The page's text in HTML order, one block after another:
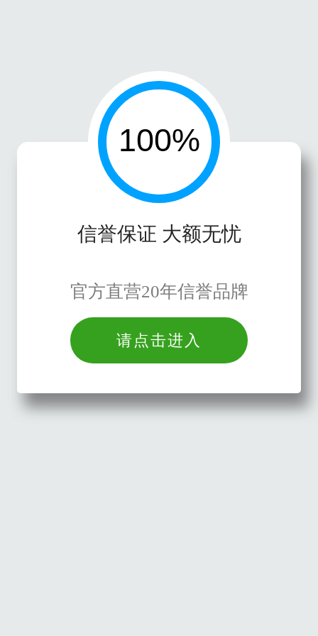
信誉保证 大额无忧
官方直营20年信誉品牌
请点击进入